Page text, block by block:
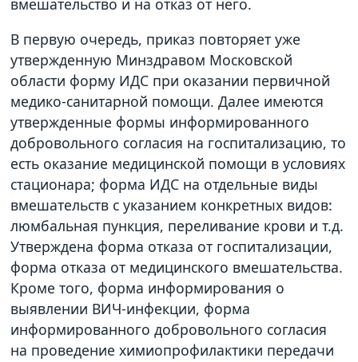
вмешательство и на отказ от него.
В первую очередь, приказ повторяет уже
утвержденную Минздравом Московской
области форму ИДС при оказании первичной
медико-санитарной помощи. Далее имеются
утвержденные формы информированного
добровольного согласия на госпитализацию, то
есть оказание медицинской помощи в условиях
стационара; форма ИДС на отдельные виды
вмешательств с указанием конкретных видов:
люмбальная пункция, переливание крови и т.д.
Утверждена форма отказа от госпитализации,
форма отказа от медицинского вмешательства.
Кроме того, форма информирования о
выявлении ВИЧ-инфекции, форма
информированного добровольного согласия
на проведение химиопрофилактики передачи